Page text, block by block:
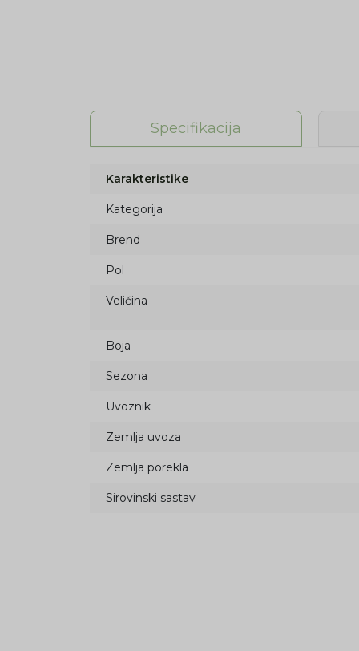
Specifikacija
Karakteristike
Kategorija
Brend
Pol
Veličina
Boja
Sezona
Uvoznik
Zemlja uvoza
Zemlja porekla
Sirovinski sastav